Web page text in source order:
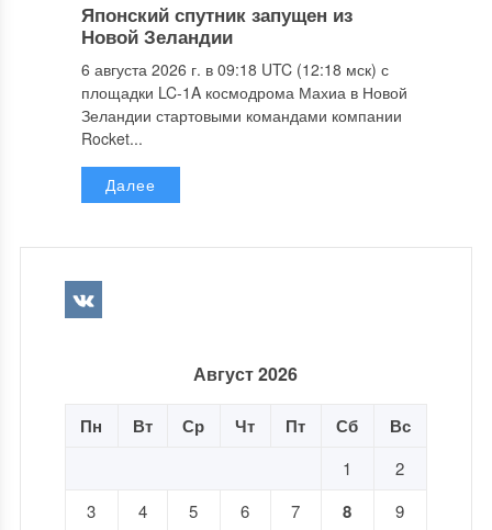
Японский спутник запущен из
Новой Зеландии
6 августа 2026 г. в 09:18 UTC (12:18 мск) с
площадки LC-1A космодрома Махиа в Новой
Зеландии стартовыми командами компании
Rocket...
Далее
Август 2026
Пн Вт Ср Чт Пт Сб Вс
1
2
3
4 5 6 7 8
9